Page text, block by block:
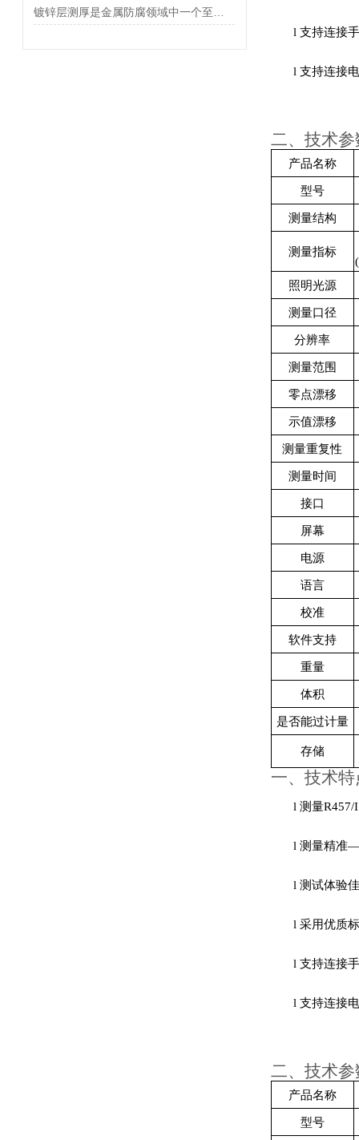
l 支持连接
l 支持连接
二、 技术参
产品名称
型号
测量结构
测量指标
照明光源
测量口径
分辨率
测量范围
零点漂移
示值漂移
测量重复性
测量时间
接口
屏幕
电源
语言
校准
软件支持
重量
体积
是否能过计量
存储
一、 技术特
l 测量R457/
l 测量精准
l 测试体验
l 采用优质
l 支持连接
l 支持连接
二、 技术参
产品名称
型号